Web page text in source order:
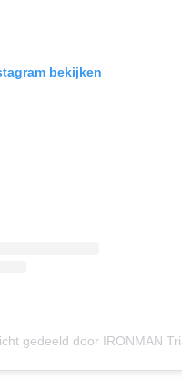
bekijken
gedeeld door IRONMAN